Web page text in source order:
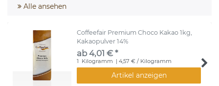
Alle ansehen
Coffeefair Premium Choco Kakao 1kg,
Kakaopulver 14%
ab 4,01 € *
1 Kilogramm | 4,57 € / Kilogramm
Artikel anzeigen